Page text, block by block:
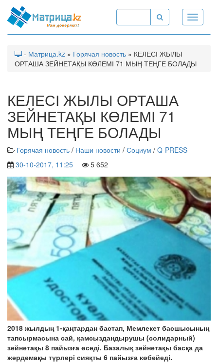
Toggle
- Матрица.kz » Горячая новость » КЕЛЕСІ ЖЫЛЫ
ОРТАША ЗЕЙНЕТАҚЫ КӨЛЕМІ 71 МЫҢ ТЕҢГЕ БОЛАДЫ
КЕЛЕСІ ЖЫЛЫ ОРТАША
ЗЕЙНЕТАҚЫ КӨЛЕМІ 71
МЫҢ ТЕҢГЕ БОЛАДЫ
Горячая новость / Наши новости / Социум / Q-PRESS
30-10-2017, 11:25
5 652
2018 жылдың 1-қаңтардан бастап, Мемлекет басшысының
тапсырмасына сай, қамсыздандырушы (солидарный)
зейнетақы 8 пайызға өседі. Базалық зейнетақы басқа да
жәрдемақы түрлері сияқты 6 пайызға көбейеді.